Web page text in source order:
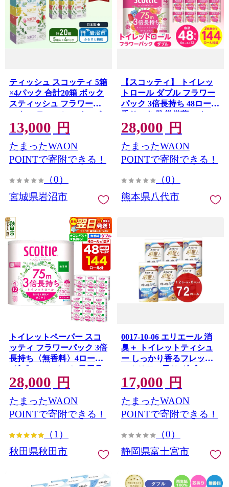
ティッシュ スコッティ 5箱
×4パック 合計20箱 ボック
スティッシュ フラワーボ
ックス ティッシュペーパ
ー BOXティッシュ 箱ティ
ッシュ 日用品 消耗品 生活
用品 常備品 必需品 日本製
防災備蓄 備蓄 防災 てぃっ
ティッシュ 宮城県 岩沼市
13,000 円
たまったWAON
POINTで寄附できる！
（0）
宮城県岩沼市
【スコッティ】 トイレッ
トロール ダブル フラワー
パック 3倍長持ち 48ロール
香りつき 防災備蓄 ストッ
ク 備蓄 新生活 防災 消耗品
生活用品 日用消耗品 日用
品 トイレットペーパー
【順次発送】
28,000 円
たまったWAON
POINTで寄附できる！
（0）
熊本県八代市
トイレットペーパー スコ
ッティ フラワーパック 3倍
長持ち〈無香料〉4ロール
(ダブル)×12パック 日用品
最短翌日発送 [スコッティ
フラワーパック トイレッ
トペーパー 日本製紙クレ
シア 新生活] 秋田県秋田市
28,000 円
たまったWAON
POINTで寄附できる！
（1）
秋田県秋田市
0017-10-06 エリエール 消
臭＋ トイレットティシュ
ー しっかり香るフレッシ
ュクリアの香り ダブル 12
ロール×6パック 72ロール
25m トイレットペーパー
パルプ100％ 消臭 防臭 日
用品 消耗品 備蓄
17,000 円
たまったWAON
POINTで寄附できる！
（0）
静岡県富士宮市